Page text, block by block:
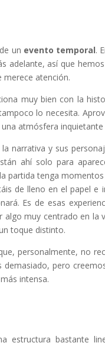
un evento temporal.
adelante, así que
atención.
muy bien con la
lo necesita.
atmósfera
narrativa y sus
ahí solo para
partida tenga
de lleno en el papel e
Es de esas
muy centrado en la
toque distinto.
personalmente, no
pero
intensa.
estructura bastante